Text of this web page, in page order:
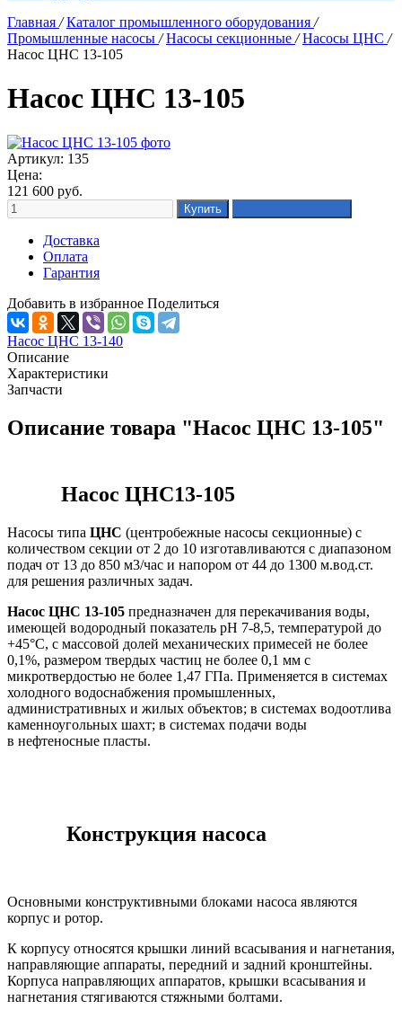
Главная / Каталог промышленного оборудования /
Промышленные насосы / Насосы секционные / Насосы ЦНС /
Насос ЦНС 13-105
Насос ЦНС 13-105
Артикул: 135
Цена:
121 600 руб.
Доставка
Оплата
Гарантия
Добавить в избранное Поделиться
Насос ЦНС 13-140
Описание
Характеристики
Запчасти
Описание товара "Насос ЦНС 13-105"
Насос ЦНС13-105
Насосы типа ЦНС (центробежные насосы секционные) с
количеством секции от 2 до 10 изготавливаются с диапазоном
подач от 13 до 850 м3/час и напором от 44 до 1300 м.вод.ст.
для решения различных задач.
Насос ЦНС 13-105 предназначен для перекачивания воды,
имеющей водородный показатель pH 7-8,5, температурой до
+45°С, с массовой долей механических примесей не более
0,1%, размером твердых частиц не более 0,1 мм с
микротвердостью не более 1,47 ГПа. Применяется в системах
холодного водоснабжения промышленных,
административных и жилых объектов; в системах водоотлива
каменноугольных шахт; в системах подачи воды
в нефтеносные пласты.
Конструкция насоса
Основными конструктивными блоками насоса являются
корпус и ротор.
К корпусу относятся крышки линий всасывания и нагнетания,
направляющие аппараты, передний и задний кронштейны.
Корпуса направляющих аппаратов, крышки всасывания и
нагнетания стягиваются стяжными болтами.